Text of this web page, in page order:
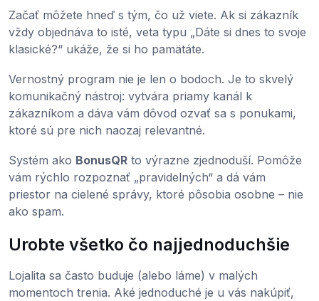
Začať môžete hneď s tým, čo už viete. Ak si zákazník
vždy objednáva to isté, veta typu „Dáte si dnes to svoje
klasické?“ ukáže, že si ho pamätáte.
Vernostný program nie je len o bodoch. Je to skvelý
komunikačný nástroj: vytvára priamy kanál k
zákazníkom a dáva vám dôvod ozvať sa s ponukami,
ktoré sú pre nich naozaj relevantné.
Systém ako BonusQR to výrazne zjednoduší. Pomôže
vám rýchlo rozpoznať „pravidelných“ a dá vám
priestor na cielené správy, ktoré pôsobia osobne – nie
ako spam.
Urobte všetko čo najjednoduchšie
Lojalita sa často buduje (alebo láme) v malých
momentoch trenia. Aké jednoduché je u vás nakúpiť,